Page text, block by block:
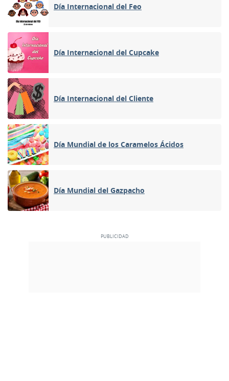
Día Internacional del Feo
Día Internacional del Cupcake
Día Internacional del Cliente
Día Mundial de los Caramelos Ácidos
Día Mundial del Gazpacho